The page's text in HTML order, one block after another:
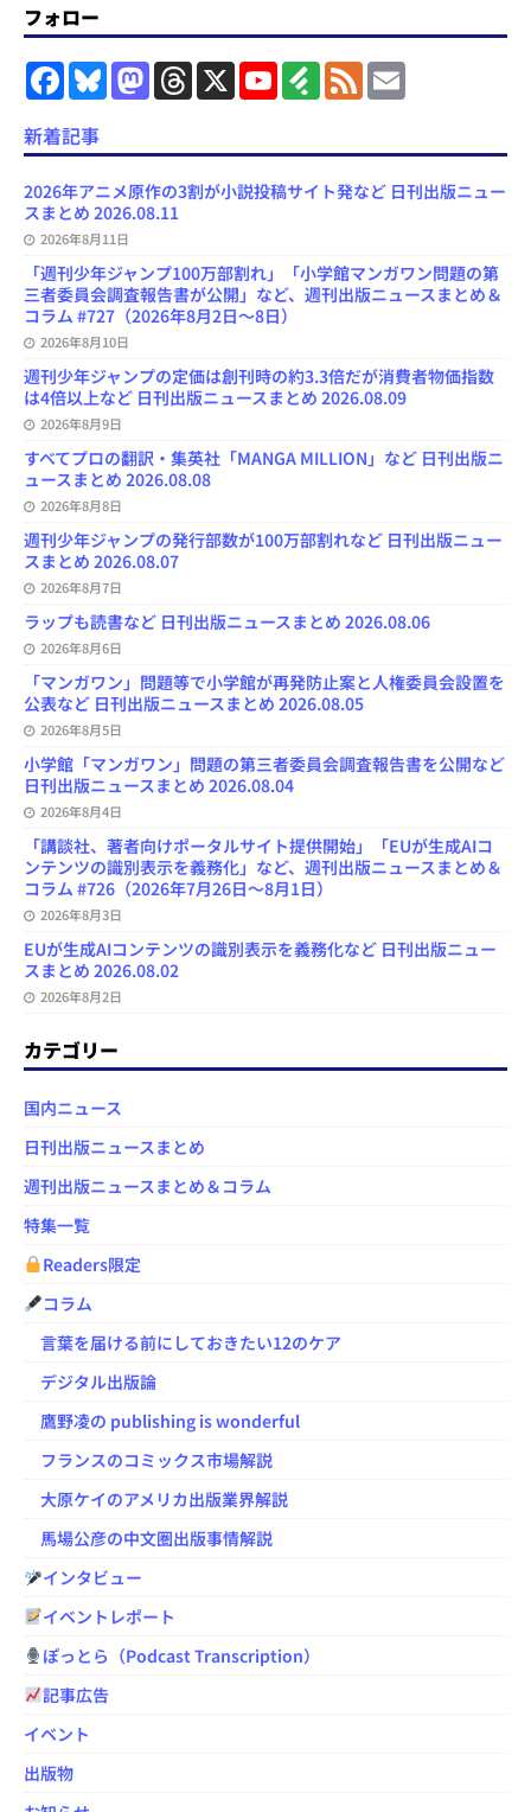
フォロー
F
e
b
o
k
B
y
M
o
n
T
s
X
Y
e
C
e
l
F
F
新着記事
2026年アニメ原作の3割が小説投稿サイト発など 日刊出版ニュー
スまとめ 2026.08.11
2026年8月11日
「週刊少年ジャンプ100万部割れ」「小学館マンガワン問題の第
三者委員会調査報告書が公開」など、週刊出版ニュースまとめ＆
コラム #727（2026年8月2日～8日）
2026年8月10日
週刊少年ジャンプの定価は創刊時の約3.3倍だが消費者物価指数
は4倍以上など 日刊出版ニュースまとめ 2026.08.09
2026年8月9日
すべてプロの翻訳・集英社「MANGA MILLION」など 日刊出版ニ
ュースまとめ 2026.08.08
2026年8月8日
週刊少年ジャンプの発行部数が100万部割れなど 日刊出版ニュー
スまとめ 2026.08.07
2026年8月7日
ラップも読書など 日刊出版ニュースまとめ 2026.08.06
2026年8月6日
「マンガワン」問題等で小学館が再発防止案と人権委員会設置を
公表など 日刊出版ニュースまとめ 2026.08.05
2026年8月5日
小学館「マンガワン」問題の第三者委員会調査報告書を公開など
日刊出版ニュースまとめ 2026.08.04
2026年8月4日
「講談社、著者向けポータルサイト提供開始」「EUが生成AIコ
ンテンツの識別表示を義務化」など、週刊出版ニュースまとめ＆
コラム #726（2026年7月26日～8月1日）
2026年8月3日
EUが生成AIコンテンツの識別表示を義務化など 日刊出版ニュー
スまとめ 2026.08.02
2026年8月2日
カテゴリー
国内ニュース
日刊出版ニュースまとめ
週刊出版ニュースまとめ＆コラム
特集一覧
Readers限定
コラム
言葉を届ける前にしておきたい12のケア
デジタル出版論
鷹野凌の publishing is wonderful
フランスのコミックス市場解説
大原ケイのアメリカ出版業界解説
馬場公彦の中文圏出版事情解説
インタビュー
イベントレポート
ぽっとら（Podcast Transcription）
記事広告
イベント
出版物